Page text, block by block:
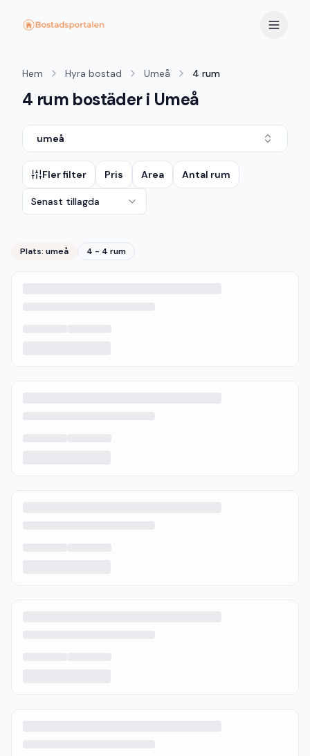
Hem Hyra bostad Umeå 4 rum
4 rum bostäder i Umeå
umeå
Fler filter Pris Area Antal rum
Senast tillagda
Plats: umeå 4 - 4 rum